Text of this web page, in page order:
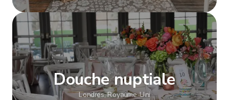
Afficher plus
Douche nuptiale
Londres, Royaume-Uni